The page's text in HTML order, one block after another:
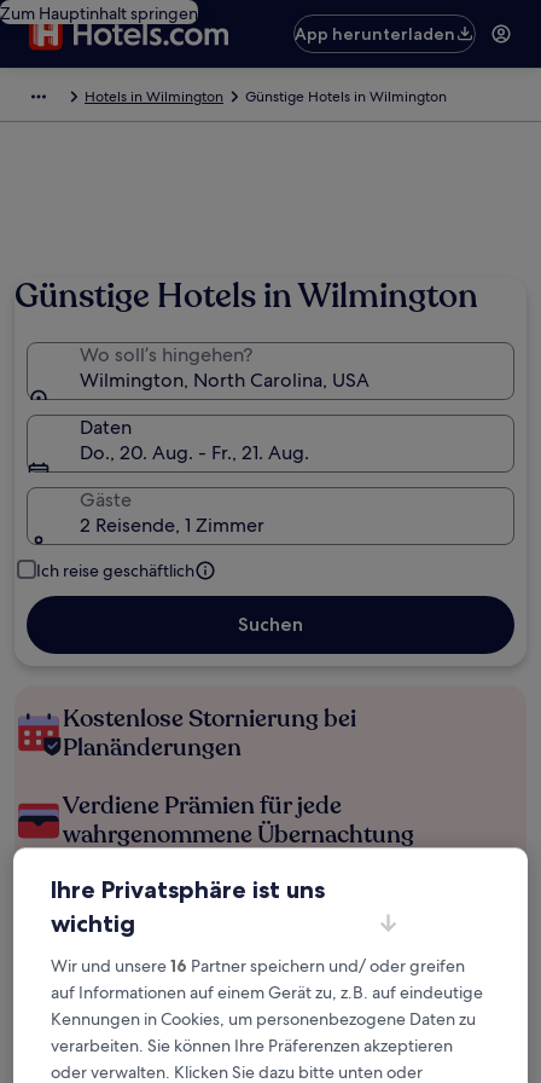
Zum Hauptinhalt springen
App herunterladen
Hotels in Wilmington Günstige Hotels in Wilmington
Günstige Hotels in Wilmington
Wo soll’s hingehen?
Wilmington, North Carolina, USA
Daten
Do., 20. Aug. - Fr., 21. Aug.
Gäste
2 Reisende, 1 Zimmer
Ich reise geschäftlich
Suchen
Kostenlose Stornierung bei
Planänderungen
Verdiene Prämien für jede
wahrgenommene Übernachtung
Mehr sparen mit Preisen für Mitglieder
Überprüfe die Preise für diese Daten
Heute
6. Aug. - 7. Aug.
Morgen
7. Aug. - 8. Aug.
Ihre Privatsphäre ist uns
wichtig
Wir und unsere16 Partner speichern und/ oder greifen
auf Informationen auf einem Gerät zu, z.B. auf eindeutige
Kennungen in Cookies, um personenbezogene Daten zu
verarbeiten. Sie können Ihre Präferenzen akzeptieren
oder verwalten. Klicken Sie dazu bitte unten oder